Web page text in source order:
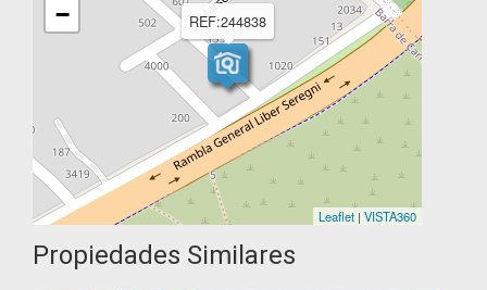
REF:244838
−
Leaflet | VISTA360
Propiedades Similares